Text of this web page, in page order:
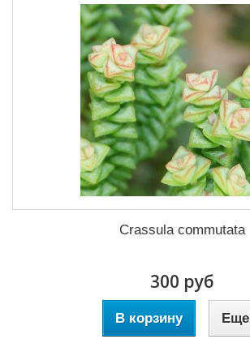
Crassula commutata
300 руб
В корзину Еще